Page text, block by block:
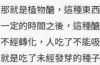
那就是植物醣，這種東
一定的時間之後，這種
不經轉化，人吃了不能
就是吃了未經發芽的種